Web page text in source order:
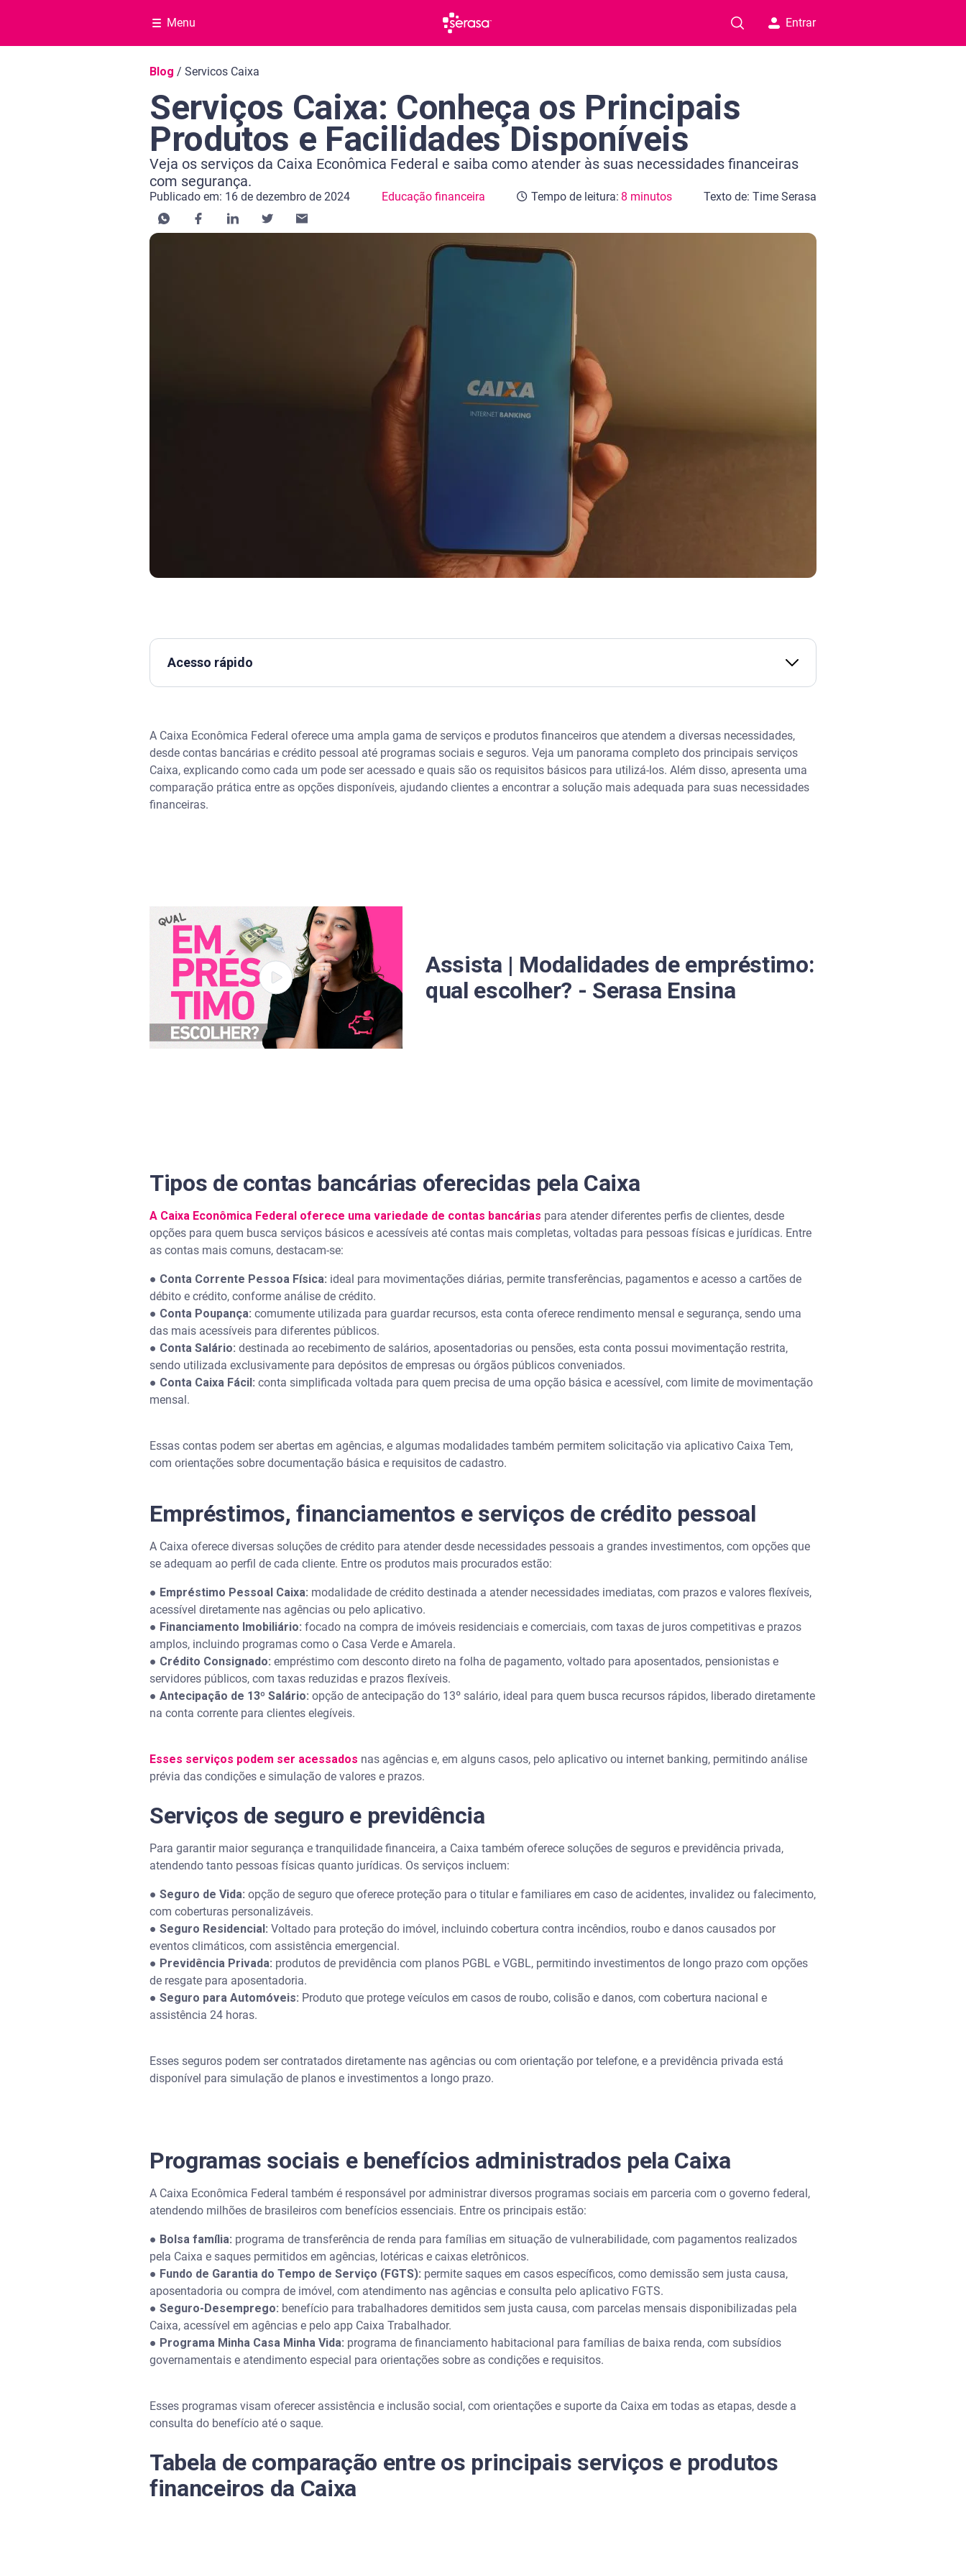
Menu Entrar
Navegação do blog
Blog / Servicos Caixa
Serviços Caixa: Conheça os Principais
Produtos e Facilidades Disponíveis
Veja os serviços da Caixa Econômica Federal e saiba como atender às suas necessidades financeiras
com segurança.
Publicado em: 16 de dezembro de 2024 Educação financeira
Categoria Educação financeira Tempo de leitura: 8 minutos
Tempo de leitura: 8 minutos Texto de: Time Serasa
Acesso rápido
Tipos de contas bancárias oferecidas pela Caixa
Empréstimos, financiamentos e serviços de crédito pessoal
Serviços de seguro e previdência
O que é o Serasa Ensina?
A Caixa Econômica Federal oferece uma ampla gama de serviços e produtos financeiros que atendem a diversas necessidades,
desde contas bancárias e crédito pessoal até programas sociais e seguros. Veja um panorama completo dos principais serviços
Caixa, explicando como cada um pode ser acessado e quais são os requisitos básicos para utilizá-los. Além disso, apresenta uma
comparação prática entre as opções disponíveis, ajudando clientes a encontrar a solução mais adequada para suas necessidades
financeiras.
Assista | Modalidades de empréstimo:
qual escolher? - Serasa Ensina
Tipos de contas bancárias oferecidas pela Caixa
A Caixa Econômica Federal oferece uma variedade de contas bancárias para atender diferentes perfis de clientes, desde
opções para quem busca serviços básicos e acessíveis até contas mais completas, voltadas para pessoas físicas e jurídicas. Entre
as contas mais comuns, destacam-se:
● Conta Corrente Pessoa Física: ideal para movimentações diárias, permite transferências, pagamentos e acesso a cartões de
débito e crédito, conforme análise de crédito.
● Conta Poupança: comumente utilizada para guardar recursos, esta conta oferece rendimento mensal e segurança, sendo uma
das mais acessíveis para diferentes públicos.
● Conta Salário: destinada ao recebimento de salários, aposentadorias ou pensões, esta conta possui movimentação restrita,
sendo utilizada exclusivamente para depósitos de empresas ou órgãos públicos conveniados.
● Conta Caixa Fácil: conta simplificada voltada para quem precisa de uma opção básica e acessível, com limite de movimentação
mensal.
Essas contas podem ser abertas em agências, e algumas modalidades também permitem solicitação via aplicativo Caixa Tem,
com orientações sobre documentação básica e requisitos de cadastro.
Empréstimos, financiamentos e serviços de crédito pessoal
A Caixa oferece diversas soluções de crédito para atender desde necessidades pessoais a grandes investimentos, com opções que
se adequam ao perfil de cada cliente. Entre os produtos mais procurados estão:
● Empréstimo Pessoal Caixa: modalidade de crédito destinada a atender necessidades imediatas, com prazos e valores flexíveis,
acessível diretamente nas agências ou pelo aplicativo.
● Financiamento Imobiliário: focado na compra de imóveis residenciais e comerciais, com taxas de juros competitivas e prazos
amplos, incluindo programas como o Casa Verde e Amarela.
● Crédito Consignado: empréstimo com desconto direto na folha de pagamento, voltado para aposentados, pensionistas e
servidores públicos, com taxas reduzidas e prazos flexíveis.
● Antecipação de 13º Salário: opção de antecipação do 13º salário, ideal para quem busca recursos rápidos, liberado diretamente
na conta corrente para clientes elegíveis.
Esses serviços podem ser acessados nas agências e, em alguns casos, pelo aplicativo ou internet banking, permitindo análise
prévia das condições e simulação de valores e prazos.
Serviços de seguro e previdência
Para garantir maior segurança e tranquilidade financeira, a Caixa também oferece soluções de seguros e previdência privada,
atendendo tanto pessoas físicas quanto jurídicas. Os serviços incluem:
● Seguro de Vida: opção de seguro que oferece proteção para o titular e familiares em caso de acidentes, invalidez ou falecimento,
com coberturas personalizáveis.
● Seguro Residencial: Voltado para proteção do imóvel, incluindo cobertura contra incêndios, roubo e danos causados por
eventos climáticos, com assistência emergencial.
● Previdência Privada: produtos de previdência com planos PGBL e VGBL, permitindo investimentos de longo prazo com opções
de resgate para aposentadoria.
● Seguro para Automóveis: Produto que protege veículos em casos de roubo, colisão e danos, com cobertura nacional e
assistência 24 horas.
Esses seguros podem ser contratados diretamente nas agências ou com orientação por telefone, e a previdência privada está
disponível para simulação de planos e investimentos a longo prazo.
Programas sociais e benefícios administrados pela Caixa
A Caixa Econômica Federal também é responsável por administrar diversos programas sociais em parceria com o governo federal,
atendendo milhões de brasileiros com benefícios essenciais. Entre os principais estão:
● Bolsa família: programa de transferência de renda para famílias em situação de vulnerabilidade, com pagamentos realizados
pela Caixa e saques permitidos em agências, lotéricas e caixas eletrônicos.
● Fundo de Garantia do Tempo de Serviço (FGTS): permite saques em casos específicos, como demissão sem justa causa,
aposentadoria ou compra de imóvel, com atendimento nas agências e consulta pelo aplicativo FGTS.
● Seguro-Desemprego: benefício para trabalhadores demitidos sem justa causa, com parcelas mensais disponibilizadas pela
Caixa, acessível em agências e pelo app Caixa Trabalhador.
● Programa Minha Casa Minha Vida: programa de financiamento habitacional para famílias de baixa renda, com subsídios
governamentais e atendimento especial para orientações sobre as condições e requisitos.
Esses programas visam oferecer assistência e inclusão social, com orientações e suporte da Caixa em todas as etapas, desde a
consulta do benefício até o saque.
Tabela de comparação entre os principais serviços e produtos
financeiros da Caixa